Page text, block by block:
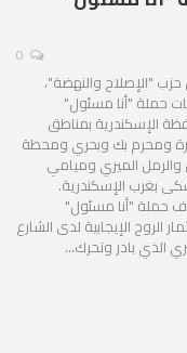
"الإصلاح والنهضة"،
حملة "أنا مسئول"
الإسكندرية بمناطق
ومحرم بك وبحري ومحطة
والرمل الميري وميامي
بغرب الإسكندرية.
حملة "أنا مسئول"
الروح الإيجابية لدى الشارع
الذي بادر وتحرك…